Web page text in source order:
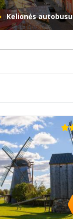
Kelionės autobusu